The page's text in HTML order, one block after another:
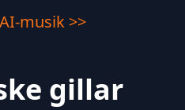
musik >>
gillar